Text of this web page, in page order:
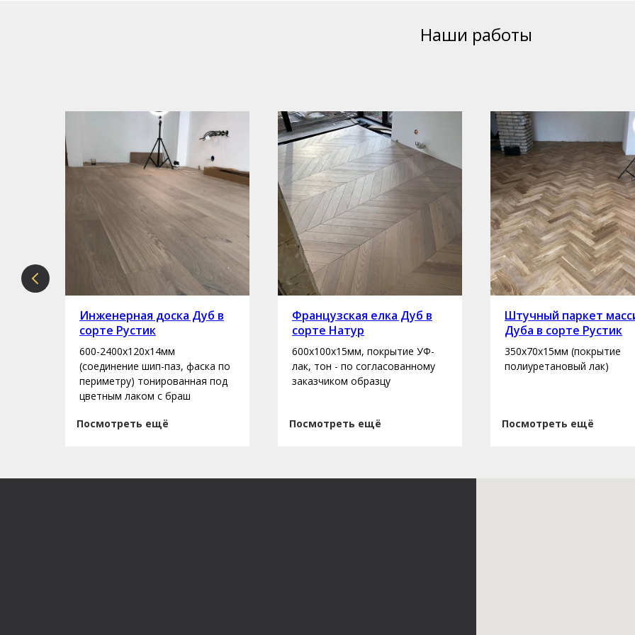
Наши работы
Инженерная доска Дуб в
сорте Рустик
600-2400х120х14мм
(соединение шип-паз, фаска по
периметру) тонированная под
цветным лаком с браш
Посмотреть ещё
Французская елка Дуб в
сорте Натур
600х100х15мм, покрытие УФ-
лак, тон - по согласованному
заказчиком образцу
Посмотреть ещё
Штучный паркет
Дуба в сорте Рустик
350х70х15мм (покрытие
полиуретановый лак)
Посмотреть ещё